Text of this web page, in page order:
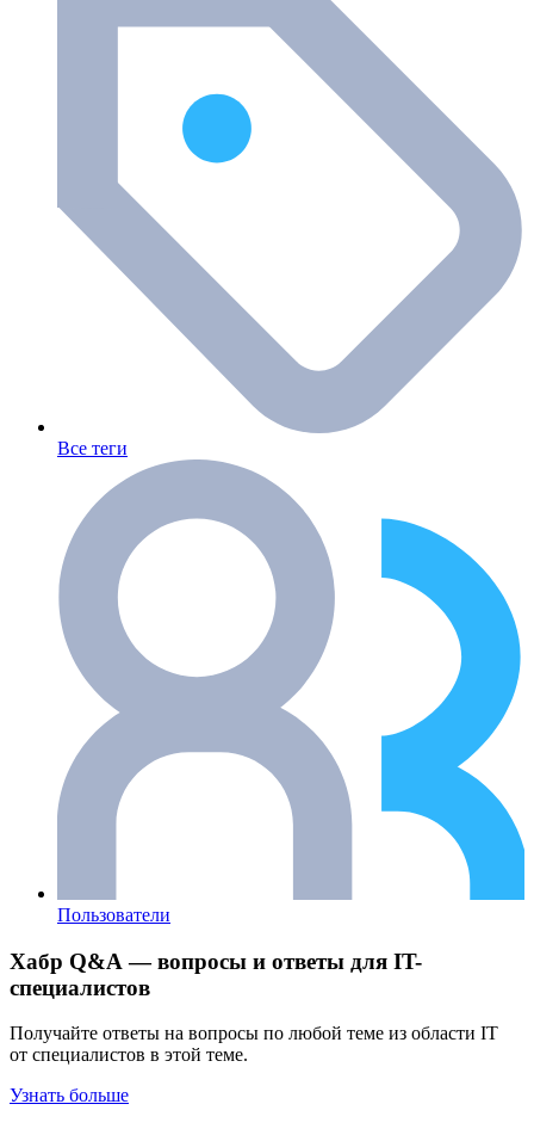
Все теги
Пользователи
Хабр Q&A — вопросы и ответы для IT-
специалистов
Получайте ответы на вопросы по любой теме из области IT
от специалистов в этой теме.
Узнать больше